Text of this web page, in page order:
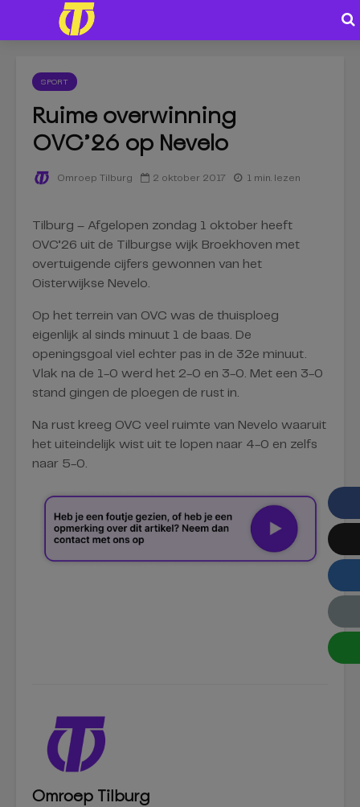
SPORT
Ruime overwinning
OVC’26 op Nevelo
Omroep Tilburg 2 oktober 2017 1 min. lezen
Tilburg – Afgelopen zondag 1 oktober heeft
OVC’26 uit de Tilburgse wijk Broekhoven met
overtuigende cijfers gewonnen van het
Oisterwijkse Nevelo.
Op het terrein van OVC was de thuisploeg
eigenlijk al sinds minuut 1 de baas. De
openingsgoal viel echter pas in de 32e minuut.
Vlak na de 1-0 werd het 2-0 en 3-0. Met een 3-0
stand gingen de ploegen de rust in.
Na rust kreeg OVC veel ruimte van Nevelo waaruit
het uiteindelijk wist uit te lopen naar 4-0 en zelfs
naar 5-0.
Omroep Tilburg